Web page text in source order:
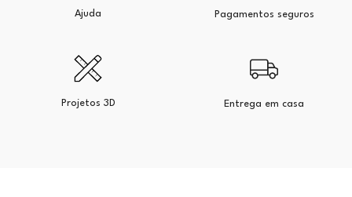
Ajuda Pagamentos seguros
Projetos 3D Entrega em casa